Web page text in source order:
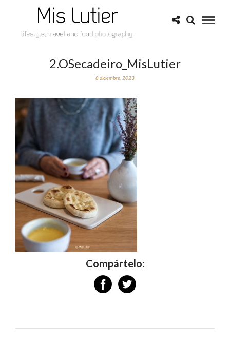
2.OSecadeiro_MisLutier
8 diciembre, 2023
Compártelo: